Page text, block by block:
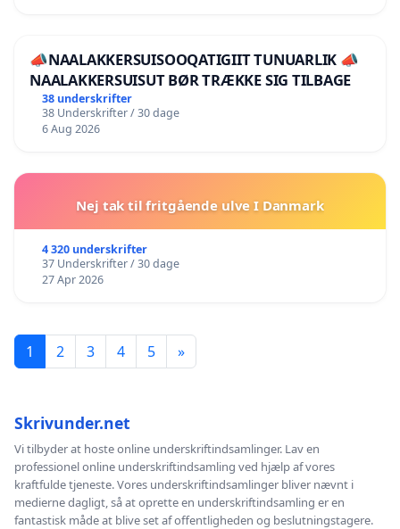
📣NAALAKKERSUISOOQATIGIIT TUNUARLIK 📣
NAALAKKERSUISUT BØR TRÆKKE SIG TILBAGE
38 underskrifter
38 Underskrifter / 30 dage
6 Aug 2026
Nej tak til fritgående ulve I Danmark
4 320 underskrifter
37 Underskrifter / 30 dage
27 Apr 2026
1 2 3 4 5 »
Skrivunder.net
Vi tilbyder at hoste online underskriftindsamlinger. Lav en
professionel online underskriftindsamling ved hjælp af vores
kraftfulde tjeneste. Vores underskriftindsamlinger bliver nævnt i
medierne dagligt, så at oprette en underskriftindsamling er en
fantastisk måde at blive set af offentligheden og beslutningstagere.